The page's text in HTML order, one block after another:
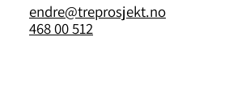
endre@treprosjekt.no
468 00 512